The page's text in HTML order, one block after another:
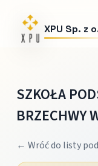
XPU Sp. z
SZKOŁA
BRZECHWY
← Wróć do listy